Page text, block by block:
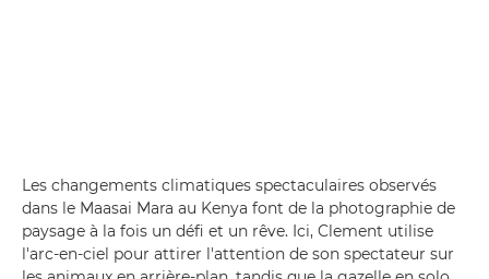
Les changements climatiques spectaculaires observés
dans le Maasai Mara au Kenya font de la photographie de
paysage à la fois un défi et un rêve. Ici, Clement utilise
l'arc-en-ciel pour attirer l'attention de son spectateur sur